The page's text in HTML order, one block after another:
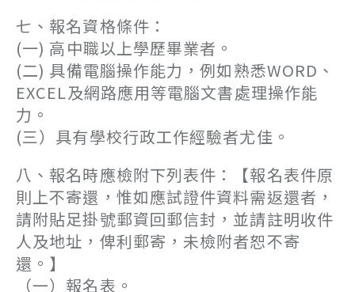
七、報名資格條件：
(一) 高中職以上學歷畢業者。
(二) 具備電腦操作能力，例如熟悉WORD、
EXCEL及網路應用等電腦文書處理操作能
力。
(三）具有學校行政工作經驗者尤佳。
八、報名時應檢附下列表件：【報名表件原
則上不寄還，惟如應試證件資料需返還者，
請附貼足掛號郵資回郵信封，並請註明收件
人及地址，俾利郵寄，未檢附者恕不寄
還。】
（一）報名表。